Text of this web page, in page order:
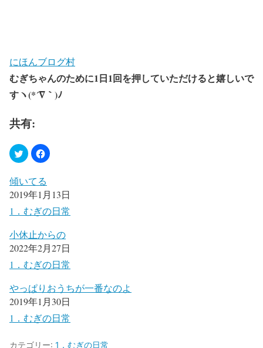
にほんブログ村
むぎちゃんのために1日1回を押していただけると嬉しいで
すヽ(*´∇ ｀ )ﾉ
共有:
傾いてる
2019年1月13日
1．むぎの日常
小休止からの
2022年2月27日
1．むぎの日常
やっぱりおうちが一番なのよ
2019年1月30日
1．むぎの日常
カテゴリー: 1．むぎの日常